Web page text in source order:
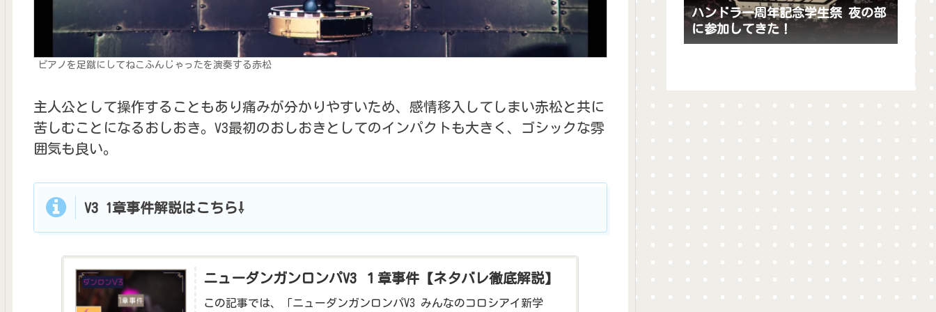
ピアノを足蹴にしてねこふんじゃったを演奏する赤松
主人公として操作することもあり痛みが分かりやすいため、感情移入してしまい赤松と共に
苦しむことになるおしおき。V3最初のおしおきとしてのインパクトも大きく、ゴシックな雰
囲気も良い。
V3 1章事件解説はこちら⇩
ニューダンガンロンパV3 １章事件【ネタバレ徹底解説】
この記事では、「ニューダンガンロンパV3 みんなのコロシアイ新学
ハンドラ一周年記念学生祭 夜の部
に参加してきた！